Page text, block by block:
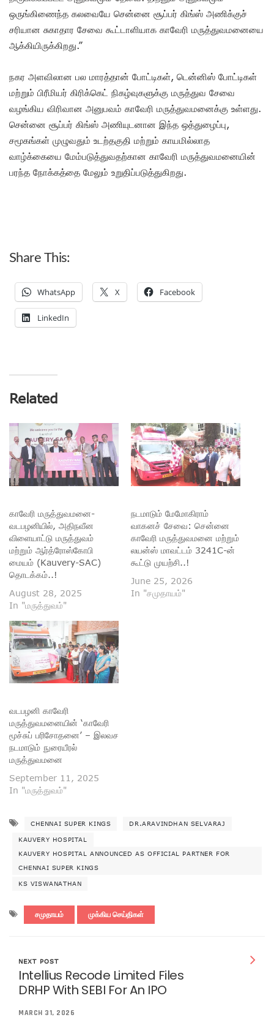
ஒருங்கிணைந்த கலவையே சென்னை சூப்பர் கிங்ஸ் அணிக்குச்
சரியான சுகாதார சேவை கூட்டாளியாக காவேரி மருத்துவமனையை
ஆக்கியிருக்கிறது.”
நகர அளவிலான பல மாரத்தான் போட்டிகள், டென்னிஸ் போட்டிகள்
மற்றும் பிரீமியர் கிரிக்கெட் நிகழ்வுகளுக்கு மருத்துவ சேவை
வழங்கிய விரிவான அனுபவம் காவேரி மருத்துவமனைக்கு உள்ளது.
சென்னை சூப்பர் கிங்ஸ் அணியுடனான இந்த ஒத்துழைப்பு,
சமூகங்கள் முழுவதும் உடற்தகுதி மற்றும் காயமில்லாத
வாழ்க்கையை மேம்படுத்துவதற்கான காவேரி மருத்துவமனையின்
பரந்த நோக்கத்தை மேலும் உறுதிப்படுத்துகிறது.
Share This:
WhatsApp X Facebook
LinkedIn
Related
காவேரி மருத்துவமனை-
வடபழனியில், அதிநவீன
விளையாட்டு மருத்துவம்
மற்றும் ஆர்த்ரோஸ்கோபி
மையம் (Kauvery-SAC)
தொடக்கம்..!
August 28, 2025
In "மருத்துவம்"
நடமாடும் மேமோகிராம்
வாகனச் சேவை: சென்னை
காவேரி மருத்துவமனை மற்றும்
லயன்ஸ் மாவட்டம் 3241C-ன்
கூட்டு முயற்சி..!
June 25, 2026
In "சமுதாயம்"
வடபழனி காவேரி
மருத்துவமனையின் ‘காவேரி
மூச்சுப் பரிசோதனை’ – இலவச
நடமாடும் நுரையீரல்
மருத்துவமனை
September 11, 2025
In "மருத்துவம்"
CHENNAI SUPER KINGS DR.ARAVINDHAN SELVARAJ
KAUVERY HOSPITAL
KAUVERY HOSPITAL ANNOUNCED AS OFFICIAL PARTNER FOR
CHENNAI SUPER KINGS
KS VISWANATHAN
சமுதாயம் முக்கிய செய்திகள்
NEXT POST
Intellius Recode Limited Files
DRHP With SEBI For An IPO
MARCH 31, 2026